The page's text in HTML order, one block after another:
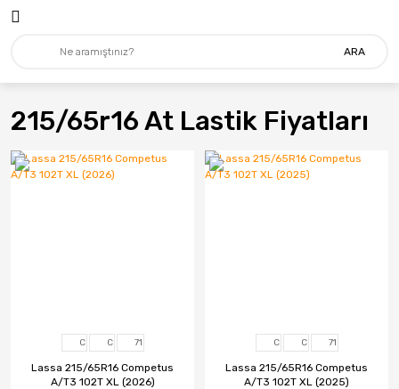
ARA
215/65r16 At Lastik Fiyatları
C C 71
Lassa 215/65R16 Competus
A/T3 102T XL (2026)
C C 71
Lassa 215/65R16 Competus
A/T3 102T XL (2025)